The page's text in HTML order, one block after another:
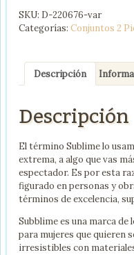
CON
FLECOS
SKU: D-220676-var
Categorías: Conjuntos 2
Descripción
Descripción
El término Sublime lo
extrema, a algo que vas
espectador. Es por esta
figurado en personas y
términos de excelencia,
Subblime es una marca de
para mujeres que quieren
irresistibles con